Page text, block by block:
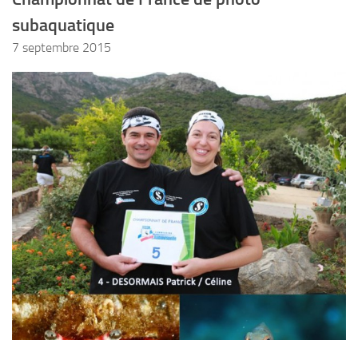
INFOS CNV
Bienvenue
Documents utiles
Encadrement
Historique
Plouf
ECOLE DE PLONGEE
Formations
Jeune plongeur
Plongeur N1
Plongeur N2
Plongeur N3
subaquatique
7 septembre 2015